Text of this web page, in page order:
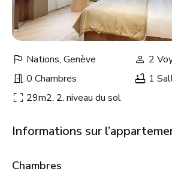
Nations, Genève
2
0 Chambres
1
29m2, 2. niveau du sol
Informations sur
Chambres